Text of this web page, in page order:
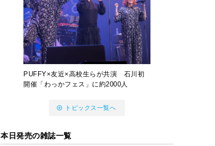
PUFFY×友近×高校生らが共演 石川初
開催「わっかフェス」に約2000人
トピックス一覧へ
本日発売の雑誌一覧